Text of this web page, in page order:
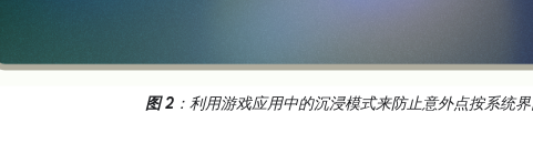
图 2：利用游戏应用中的沉浸模式来防止意外点按系统